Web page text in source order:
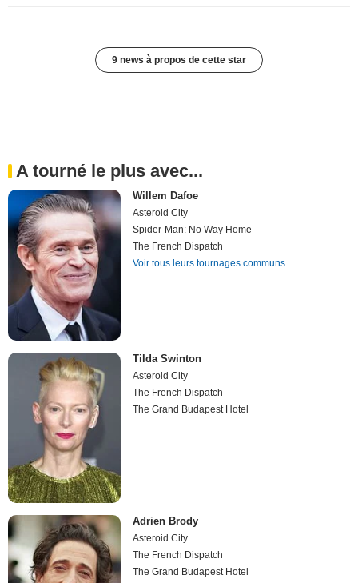
9 news à propos de cette star
A tourné le plus avec...
Willem Dafoe
Asteroid City
Spider-Man: No Way Home
The French Dispatch
Voir tous leurs tournages communs
Tilda Swinton
Asteroid City
The French Dispatch
The Grand Budapest Hotel
Adrien Brody
Asteroid City
The French Dispatch
The Grand Budapest Hotel